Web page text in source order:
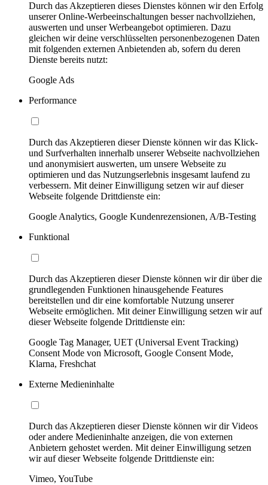
Durch das Akzeptieren dieses Dienstes können wir den Erfolg
unserer Online-Werbeeinschaltungen besser nachvollziehen,
auswerten und unser Werbeangebot optimieren. Dazu
gleichen wir deine verschlüsselten personenbezogenen Daten
mit folgenden externen Anbietenden ab, sofern du deren
Dienste bereits nutzt:
Google Ads
Performance
Durch das Akzeptieren dieser Dienste können wir das Klick-
und Surfverhalten innerhalb unserer Webseite nachvollziehen
und anonymisiert auswerten, um unsere Webseite zu
optimieren und das Nutzungserlebnis insgesamt laufend zu
verbessern. Mit deiner Einwilligung setzen wir auf dieser
Webseite folgende Drittdienste ein:
Google Analytics, Google Kundenrezensionen, A/B-Testing
Funktional
Durch das Akzeptieren dieser Dienste können wir dir über die
grundlegenden Funktionen hinausgehende Features
bereitstellen und dir eine komfortable Nutzung unserer
Webseite ermöglichen. Mit deiner Einwilligung setzen wir auf
dieser Webseite folgende Drittdienste ein:
Google Tag Manager, UET (Universal Event Tracking)
Consent Mode von Microsoft, Google Consent Mode,
Klarna, Freshchat
Externe Medieninhalte
Durch das Akzeptieren dieser Dienste können wir dir Videos
oder andere Medieninhalte anzeigen, die von externen
Anbietern gehostet werden. Mit deiner Einwilligung setzen
wir auf dieser Webseite folgende Drittdienste ein:
Vimeo, YouTube